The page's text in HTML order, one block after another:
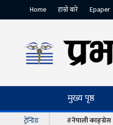
Home हाम्रो बारे Epaper
मुख्य पृष्ठ
ट्रेन्डिङ #नेपाली काङ्ग्रेस